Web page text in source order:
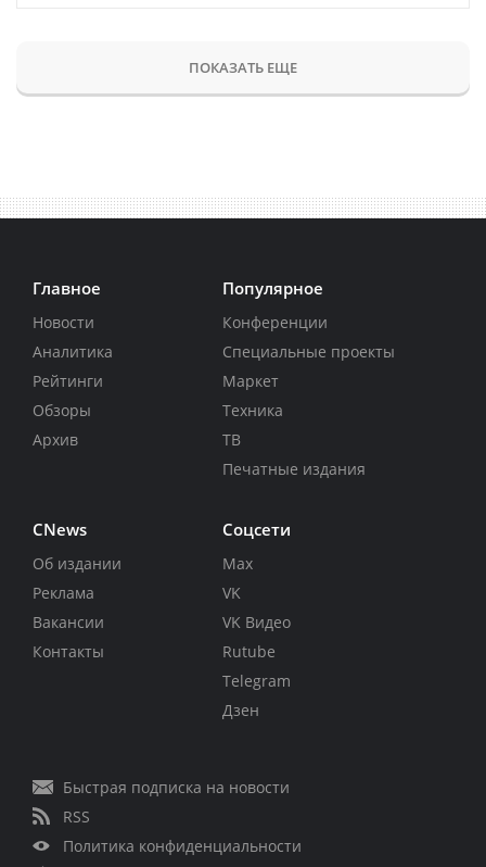
ПОКАЗАТЬ ЕЩЕ
Главное
Новости
Аналитика
Рейтинги
Обзоры
Архив
Популярное
Конференции
Специальные проекты
Маркет
Техника
ТВ
Печатные издания
CNews
Об издании
Реклама
Вакансии
Контакты
Соцсети
Max
VK
VK Видео
Rutube
Telegram
Дзен
Быстрая подписка на новости
RSS
Политика конфиденциальности